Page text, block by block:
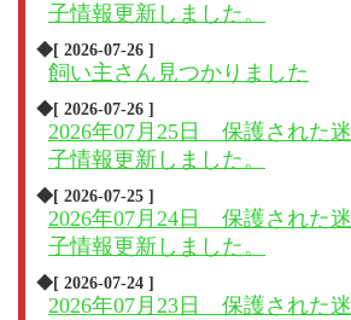
子情報更新しました。
◆[ 2026-07-26 ]
飼い主さん見つかりました
◆[ 2026-07-26 ]
2026年07月25日 保護された迷
子情報更新しました。
◆[ 2026-07-25 ]
2026年07月24日 保護された迷
子情報更新しました。
◆[ 2026-07-24 ]
2026年07月23日 保護された迷